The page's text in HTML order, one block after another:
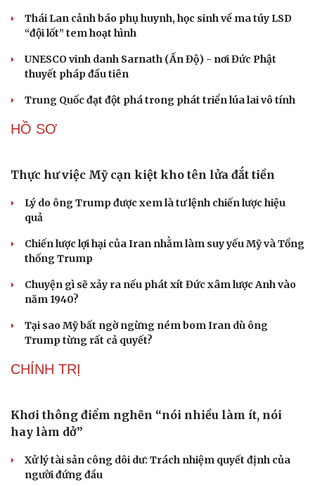
Tư vấn
Săn Tour
check-in
Câu chuyện thời sự
Đọc truyện đêm khuya
Kể chuyện cho bé
Thái Lan cảnh báo phụ huynh, học sinh về ma túy LSD
“đội lốt” tem hoạt hình
UNESCO vinh danh Sarnath (Ấn Độ) - nơi Đức Phật
thuyết pháp đầu tiên
Trung Quốc đạt đột phá trong phát triển lúa lai vô tính
HỒ SƠ
Thực hư việc Mỹ cạn kiệt kho tên lửa đắt tiền
Lý do ông Trump được xem là tư lệnh chiến lược hiệu
quả
Chiến lược lợi hại của Iran nhằm làm suy yếu Mỹ và Tổng
thống Trump
Chuyện gì sẽ xảy ra nếu phát xít Đức xâm lược Anh vào
năm 1940?
Tại sao Mỹ bất ngờ ngừng ném bom Iran dù ông
Trump từng rất cả quyết?
CHÍNH TRỊ
Khơi thông điểm nghẽn “nói nhiều làm ít, nói
hay làm dở”
Xử lý tài sản công dôi dư: Trách nhiệm quyết định của
người đứng đầu